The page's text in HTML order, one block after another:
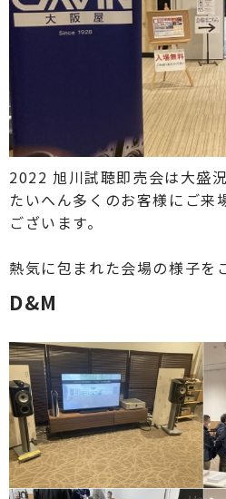
2022 旭川試聴即売会は大盛
たいへん多くのお客様にご来
ございます。
熱気に包まれた会場の様子を
D&M